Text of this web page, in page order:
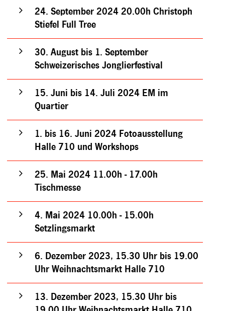
24. September 2024 20.00h Christoph
Stiefel Full Tree
30. August bis 1. September
Schweizerisches Jonglierfestival
15. Juni bis 14. Juli 2024 EM im
Quartier
1. bis 16. Juni 2024 Fotoausstellung
Halle 710 und Workshops
25. Mai 2024 11.00h - 17.00h
Tischmesse
4. Mai 2024 10.00h - 15.00h
Setzlingsmarkt
6. Dezember 2023, 15.30 Uhr bis 19.00
Uhr Weihnachtsmarkt Halle 710
13. Dezember 2023, 15.30 Uhr bis